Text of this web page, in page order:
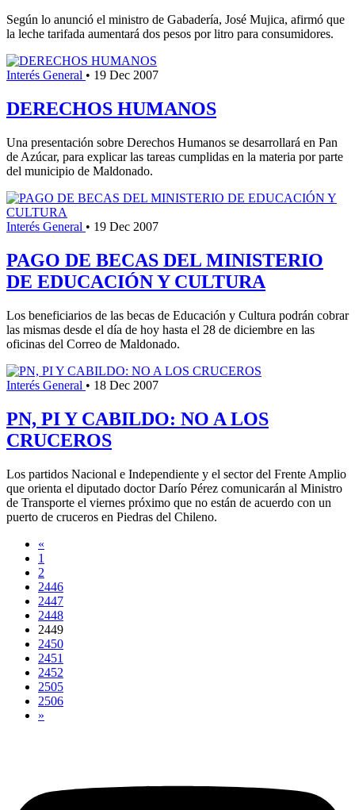
Según lo anunció el ministro de Gabadería, José Mujica, afirmó que
la leche tarifada aumentará dos pesos por litro para consumidores.
Interés General • 19 Dec 2007
DERECHOS HUMANOS
Una presentación sobre Derechos Humanos se desarrollará en Pan
de Azúcar, para explicar las tareas cumplidas en la materia por parte
del municipio de Maldonado.
Interés General • 19 Dec 2007
PAGO DE BECAS DEL MINISTERIO
DE EDUCACIÓN Y CULTURA
Los beneficiarios de las becas de Educación y Cultura podrán cobrar
las mismas desde el día de hoy hasta el 28 de diciembre en las
oficinas del Correo de Maldonado.
Interés General • 18 Dec 2007
PN, PI Y CABILDO: NO A LOS
CRUCEROS
Los partidos Nacional e Independiente y el sector del Frente Amplio
que orienta el diputado doctor Darío Pérez comunicarán al Ministro
de Transporte el viernes próximo que no están de acuerdo con un
puerto de cruceros en Piedras del Chileno.
«
1
2
2446
2447
2448
2449
2450
2451
2452
2505
2506
»